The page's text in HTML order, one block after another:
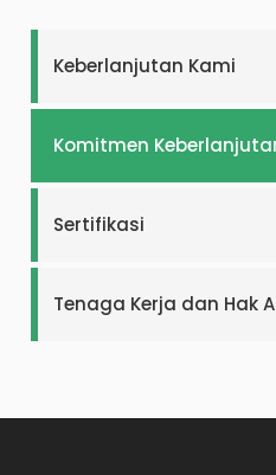
Keberlanjutan Kami
Komitmen
Sertifikasi
Tenaga Kerja dan Hak